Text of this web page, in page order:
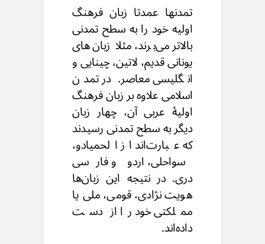
تمدنها عمدتا زبان فرهنگ
اولیه خود را به سطح تمدنی
بالاتر می‌‌برند، مثلا زبان‌های
یونانی قدیم، لاتین، چینایی و
انگلیسی معاصر. در تمدن
اسلامی علاوه بر زبان فرهنگ
اولیهٔ عربی آن، چهار زبان
دیگر به سطح تمدنی رسیدند
که عبارت‌اند از الحمیادو،
سواحلی، اردو و فارسی
دری. در نتیجه این زبان‌ها
هویت نژادی، قومی، ملی یا
مملکتی خود را از دست
داده‌اند.